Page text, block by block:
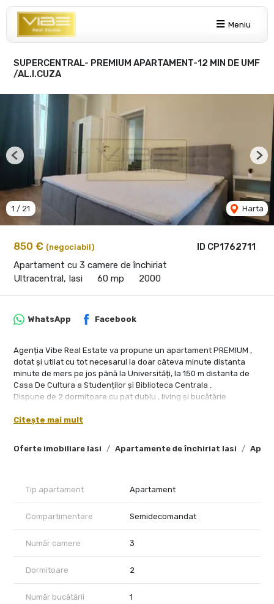
Meniu
SUPERCENTRAL- PREMIUM APARTAMENT-12 MIN DE UMF
/AL.I.CUZA
ID CP1762711
850 € (negociabil)
Apartament cu 3 camere de închiriat
Ultracentral, Iasi
60 mp 2000
1 / 21 Harta
Previous
Oferte imobiliare Iasi Apartamente de închiriat Iasi
WhatsApp Facebook
Agenția Vibe Real Estate va propune un apartament PREMIUM ,
dotat și utilat cu tot necesarul la doar câteva minute distanta
minute de mers pe jos până la Universități, la 150 m distanta de
Casa De Cultura a Studenților și Biblioteca Centrala .
Dispune de 2 dormitoare cu pat dublu , living și bucătărie
Studio urile și apartamentele sunt la prima închiriere, totul este
Contorirzarile sunt individuale , oferind astfel facturi mici la
PANA LA -550 EURO )
TIP TERASA CU PRIVELIȘTE)
SE închiriază pe termen lung , se achita o lună chirie avans și una
garanție plus comision agenție
Citește mai mult
Tip apartament Apartament
Compartimentare Semidecomandat
Număr camere 3
Dormitoare 2
Număr bucătării 1